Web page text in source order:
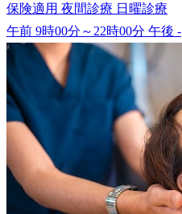
保険適用 夜間診療 日曜診療
午前 9時00分～22時00分 午後 -